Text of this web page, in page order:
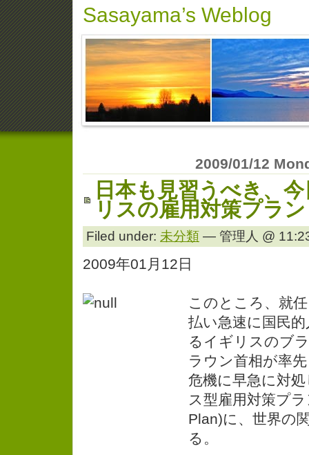
Sasayama’s Weblog
2009/01/12
日本も見習うべき、
リスの雇用対策プラン
Filed under: 未分類 — 管理人 @
2009年01月12日
このところ、就
払い急速に国民
るイギリスのブ
ラウン首相が率
危機に早急に対
ス型雇用対策プ
Plan)に、世界の
る。